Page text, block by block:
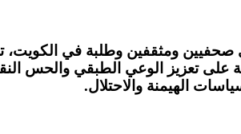
انطلقت في يناير 2024 على أيدي صحفيين
على تعزيز الوعي الطبقي والحس
الهيمنة والاحتلال.